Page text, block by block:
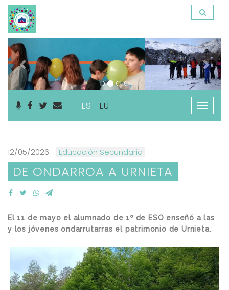
Anterior
ES EU
ireki
12/05/2026 Educación Secundaria
DE ONDARROA A URNIETA
El 11 de mayo el alumnado de 1º de ESO enseñó a las
y los jóvenes ondarrutarras el patrimonio de Urnieta.